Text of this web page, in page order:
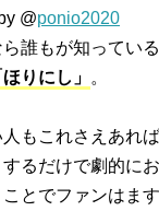
@ponio2020
誰もが知ってい
りにし」 。
もこれさえあれ
るだけで劇的に
とでファンはま